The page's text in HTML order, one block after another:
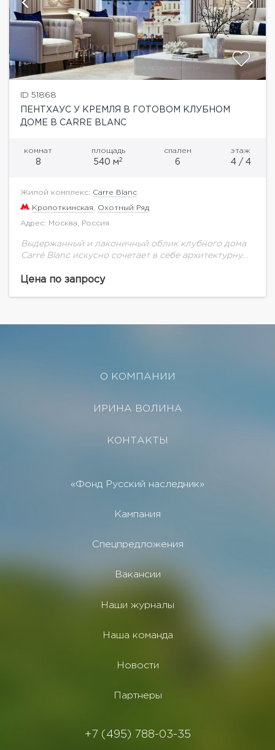
ID 51868
ПЕНТХАУС У КРЕМЛЯ В ГОТОВОМ КЛУБНОМ
ДОМЕ В CARRE BLANC
комнат
8
площадь
540 м2
спален
6
этаж
4 / 4
Жилой комплекс: Carre Blanc
Кропоткинская Охотный Ряд
Адрес: Москва, Россия
Выдержанный и лаконичный облик клубного дома
Carré Blanc искусно сочетает в себе архитектурную
кварталу с собственной художественной
Цена по запросу
О КОМПАНИИ
ИРИНА ВОЛИНА
КОНТАКТЫ
«Фонд Русский наследник»
Кампания
Спецпредложения
Вакансии
Наши журналы
Наша команда
Новости
Партнеры
+7 (495) 788-03-35